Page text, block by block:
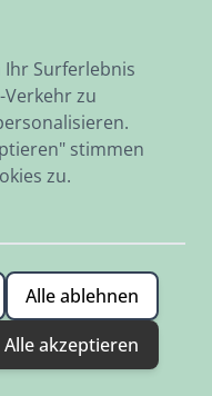
Ihr Surferlebnis
zu
stimmen
zu.
Alle ablehnen
Alle akzeptieren